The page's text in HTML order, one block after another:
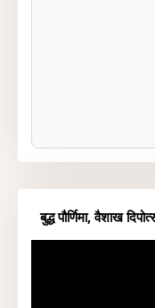
बुद्ध पौर्णिमा, वैशाख